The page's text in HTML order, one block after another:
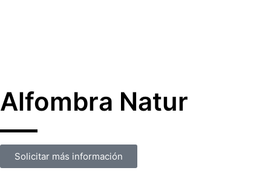
Alfombra Natur
Solicitar más información